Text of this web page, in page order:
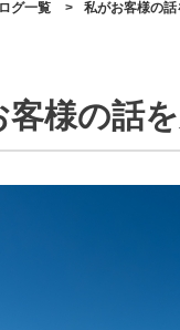
グ一覧 > 私がお客様の
客様の話